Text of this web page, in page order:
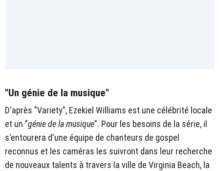
"Un génie de la musique"
D'après "Variety", Ezekiel Williams est une célébrité locale
et un "génie de la musique". Pour les besoins de la série, il
s'entourera d'une équipe de chanteurs de gospel
reconnus et les caméras les suivront dans leur recherche
de nouveaux talents à travers la ville de Virginia Beach, la